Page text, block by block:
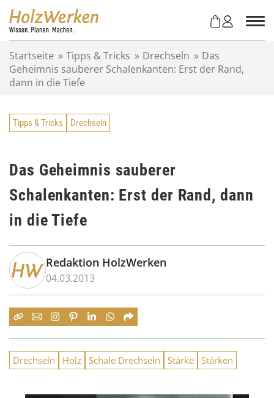
Startseite » Tipps & Tricks » Drechseln » Das
Geheimnis sauberer Schalenkanten: Erst der Rand,
dann in die Tiefe
Tipps & Tricks Drechseln
Das Geheimnis sauberer
Schalenkanten: Erst der Rand, dann
in die Tiefe
Redaktion HolzWerken
04.03.2013
Drechseln Holz Schale Drechseln Stärke Stärken